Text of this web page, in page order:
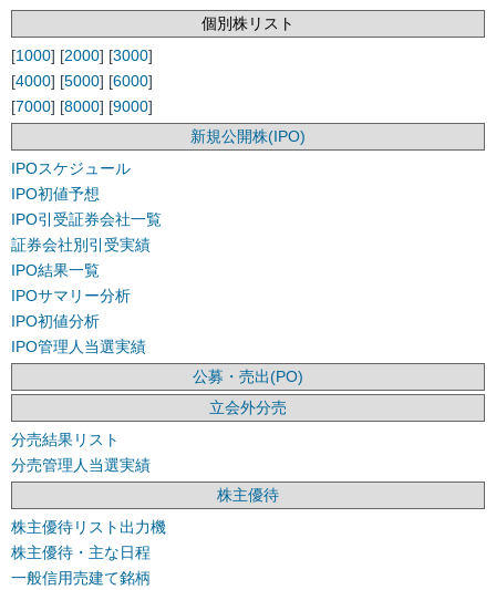
個別株リスト
[1000] [2000] [3000]
[4000] [5000] [6000]
[7000] [8000] [9000]
新規公開株(IPO)
IPOスケジュール
IPO初値予想
IPO引受証券会社一覧
証券会社別引受実績
IPO結果一覧
IPOサマリー分析
IPO初値分析
IPO管理人当選実績
公募・売出(PO)
立会外分売
分売結果リスト
分売管理人当選実績
株主優待
株主優待リスト出力機
株主優待・主な日程
一般信用売建て銘柄